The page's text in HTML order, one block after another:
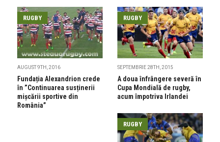
RUGBY
AUGUST 9TH, 2016
Fundația Alexandrion crede
în ”Continuarea susținerii
mișcării sportive din
România”
RUGBY
SEPTEMBRIE 28TH, 2015
A doua înfrângere severă în
Cupa Mondială de rugby,
acum împotriva Irlandei
RUGBY